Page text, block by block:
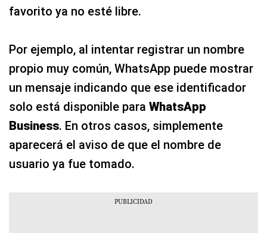
favorito ya no esté libre.
Por ejemplo, al intentar registrar un nombre
propio muy común, WhatsApp puede mostrar
un mensaje indicando que ese identificador
solo está disponible para WhatsApp
Business. En otros casos, simplemente
aparecerá el aviso de que el nombre de
usuario ya fue tomado.